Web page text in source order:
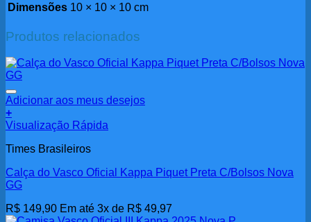
Dimensões 10 × 10 × 10 cm
Produtos relacionados
Adicionar aos meus desejos
+
Visualização Rápida
Times Brasileiros
Calça do Vasco Oficial Kappa Piquet Preta C/Bolsos Nova
GG
R$ 149,90 Em até 3x de R$ 49,97